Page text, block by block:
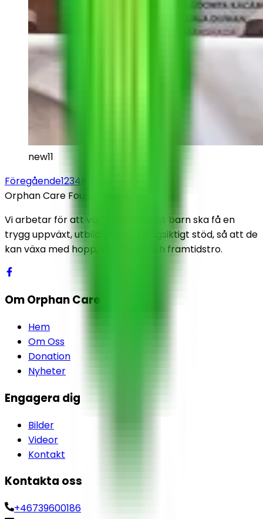
new11
Föregående1234
Orphan Care Foundation
Vi arbetar för att varje föräldralöst barn ska få en
trygg uppväxt, utbildning och långsiktigt stöd, så att de
kan växa med hopp, värdighet och framtidstro.
Om Orphan Care
Hem
Om Oss
Donation
Nyheter
Engagera dig
Bilder
Videor
Kontakt
Kontakta oss
+46739600186